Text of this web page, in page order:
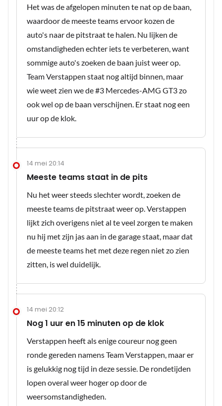
Het was de afgelopen minuten te nat op de baan,
waardoor de meeste teams ervoor kozen de
auto's naar de pitstraat te halen. Nu lijken de
omstandigheden echter iets te verbeteren, want
sommige auto's zoeken de baan juist weer op.
Team Verstappen staat nog altijd binnen, maar
wie weet zien we de #3 Mercedes-AMG GT3 zo
ook wel op de baan verschijnen. Er staat nog een
uur op de klok.
14 mei 20:14
Meeste teams staat in de pits
Nu het weer steeds slechter wordt, zoeken de
meeste teams de pitstraat weer op. Verstappen
lijkt zich overigens niet al te veel zorgen te maken
nu hij met zijn jas aan in de garage staat, maar dat
de meeste teams het met deze regen niet zo zien
zitten, is wel duidelijk.
14 mei 20:12
Nog 1 uur en 15 minuten op de klok
Verstappen heeft als enige coureur nog geen
ronde gereden namens Team Verstappen, maar er
is gelukkig nog tijd in deze sessie. De rondetijden
lopen overal weer hoger op door de
weersomstandigheden.